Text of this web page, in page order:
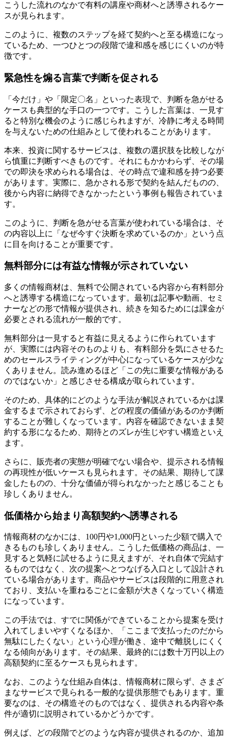
こうした流れのなかで有料の講座や商材へと誘導されるケー
スが見られます。
このように、複数のステップを経て契約へと至る構造になっ
ているため、一つひとつの段階で違和感を感じにくいのが特
徴です。
緊急性を煽る言葉で判断を促される
「今だけ」や「限定〇名」といった表現で、判断を急がせる
ケースも典型的な手口の一つです。こうした言葉は、一見す
ると特別な機会のように感じられますが、冷静に考える時間
を与えないための仕組みとして使われることがあります。
本来、投資に関するサービスは、複数の選択肢を比較しなが
ら慎重に判断すべきものです。それにもかかわらず、その場
での即決を求められる場合は、その時点で違和感を持つ必要
があります。実際に、急かされる形で契約を結んだものの、
後から内容に納得できなかったという事例も報告されていま
す。
このように、判断を急がせる言葉が使われている場合は、そ
の内容以上に「なぜ今すぐ決断を求めているのか」という点
に目を向けることが重要です。
無料部分には有益な情報が示されていない
多くの情報商材は、無料で公開されている内容から有料部分
へと誘導する構造になっています。最初は記事や動画、セミ
ナーなどの形で情報が提供され、続きを知るためには課金が
必要とされる流れが一般的です。
無料部分は一見すると有益に見えるように作られています
が、実際には内容そのものよりも、有料部分を気にさせるた
めのセールスライティングが中心になっているケースが少な
くありません。読み進めるほど「この先に重要な情報がある
のではないか」と感じさせる構成が取られています。
そのため、具体的にどのような手法が解説されているかは課
金するまで示されておらず、どの程度の価値があるのか判断
することが難しくなっています。内容を確認できないまま契
約する形になるため、期待とのズレが生じやすい構造といえ
ます。
さらに、販売者の実態が明確でない場合や、提示される情報
の再現性が低いケースも見られます。その結果、期待して課
金したものの、十分な価値が得られなかったと感じることも
珍しくありません。
低価格から始まり高額契約へ誘導される
情報商材のなかには、100円や1,000円といった少額で購入で
きるものも珍しくありません。こうした低価格の商品は、一
見すると気軽に試せるように見えますが、それ自体で完結す
るものではなく、次の提案へとつなげる入口として設計され
ている場合があります。商品やサービスは段階的に用意され
ており、支払いを重ねるごとに金額が大きくなっていく構造
になっています。
この手法では、すでに関係ができていることから提案を受け
入れてしまいやすくなるほか、「ここまで支払ったのだから
無駄にしたくない」という心理が働き、途中で離脱しにくく
なる傾向があります。その結果、最終的には数十万円以上の
高額契約に至るケースも見られます。
なお、このような仕組み自体は、情報商材に限らず、さまざ
まなサービスで見られる一般的な提供形態でもあります。重
要なのは、その構造そのものではなく、提供される内容や条
件が適切に説明されているかどうかです。
例えば、どの段階でどのような内容が提供されるのか、追加